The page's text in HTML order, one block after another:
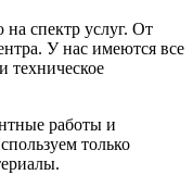
спектр услуг. От
У нас имеются все
техническое
работы и
только